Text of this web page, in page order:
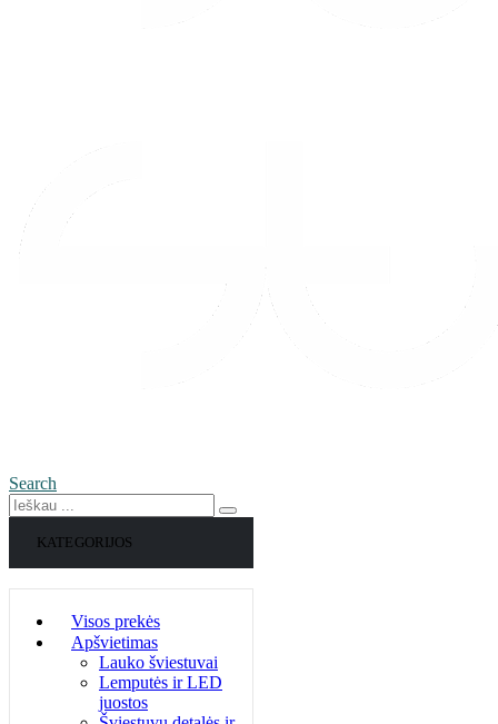
Search
KATEGORIJOS
Visos prekės
Apšvietimas
Lauko šviestuvai
Lemputės ir LED
juostos